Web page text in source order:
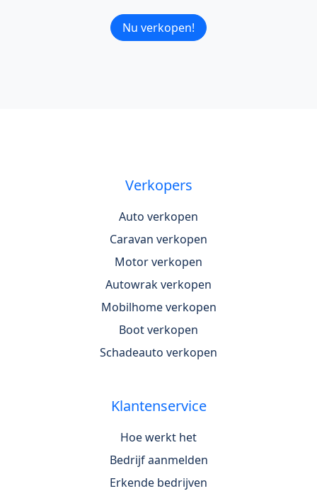
Nu verkopen!
Verkopers
Auto verkopen
Caravan verkopen
Motor verkopen
Autowrak verkopen
Mobilhome verkopen
Boot verkopen
Schadeauto verkopen
Klantenservice
Hoe werkt het
Bedrijf aanmelden
Erkende bedrijven